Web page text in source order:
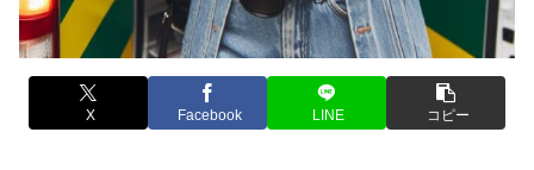
X Facebook LINE コピー